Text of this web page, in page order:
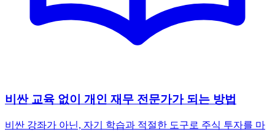
비싼 교육 없이 개인 재무 전문가가 되는 방법
비싼 강좌가 아닌, 자기 학습과 적절한 도구로 주식 투자를 마